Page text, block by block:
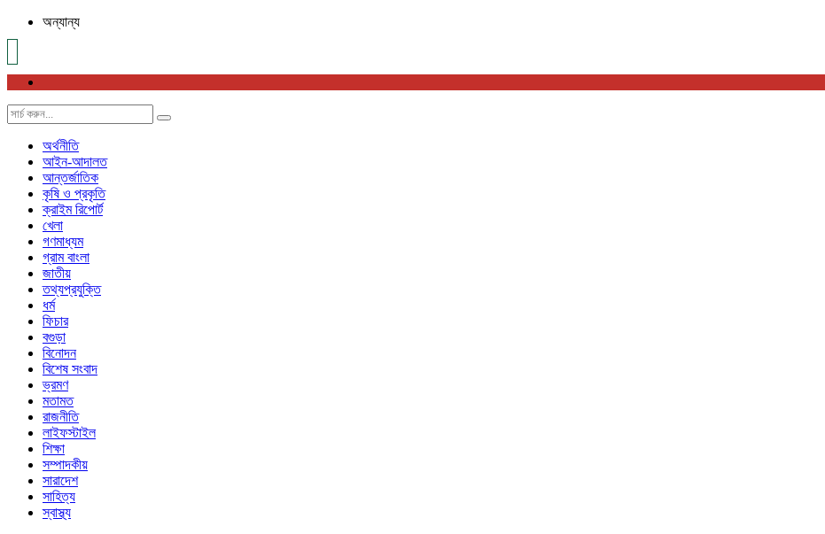
অন্যান্য
অর্থনীতি
আইন-আদালত
আন্তর্জাতিক
কৃষি ও প্রকৃতি
ক্রাইম রিপোর্ট
খেলা
গণমাধ্যম
গ্রাম বাংলা
জাতীয়
তথ্যপ্রযুক্তি
ধর্ম
ফিচার
বগুড়া
বিনোদন
বিশেষ সংবাদ
ভ্রমণ
মতামত
রাজনীতি
লাইফস্টাইল
শিক্ষা
সম্পাদকীয়
সারাদেশ
সাহিত্য
স্বাস্থ্য